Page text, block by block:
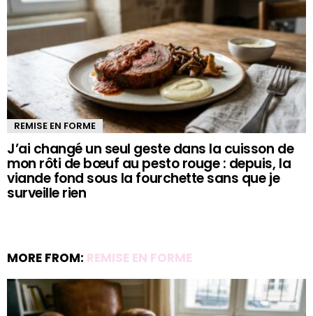
REMISE EN FORME
J’ai changé un seul geste dans la cuisson de
mon rôti de bœuf au pesto rouge : depuis, la
viande fond sous la fourchette sans que je
surveille rien
MORE FROM: REMISE EN FORME